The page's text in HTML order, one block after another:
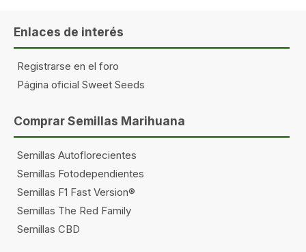
Enlaces de interés
Registrarse en el foro
Página oficial Sweet Seeds
Comprar Semillas Marihuana
Semillas Autoflorecientes
Semillas Fotodependientes
Semillas F1 Fast Version®
Semillas The Red Family
Semillas CBD